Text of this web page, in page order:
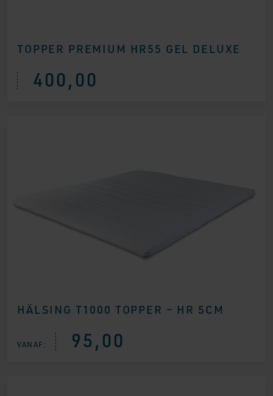
TOPPER PREMIUM HR55 GEL DELUXE
400,00
HÄLSING T1000 TOPPER – HR 5CM
VANAF: 95,00